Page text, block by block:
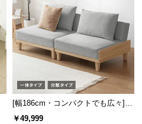
[幅186cm・コンパクトでも広々] 3
人掛けソファベッド リクライニン
￥49,999